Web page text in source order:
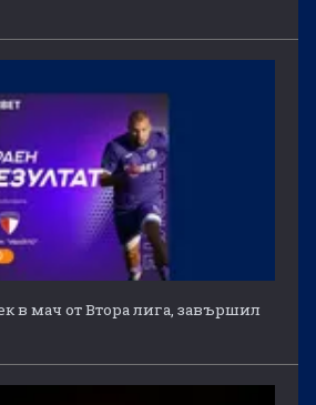
в мач от Втора лига, завършил